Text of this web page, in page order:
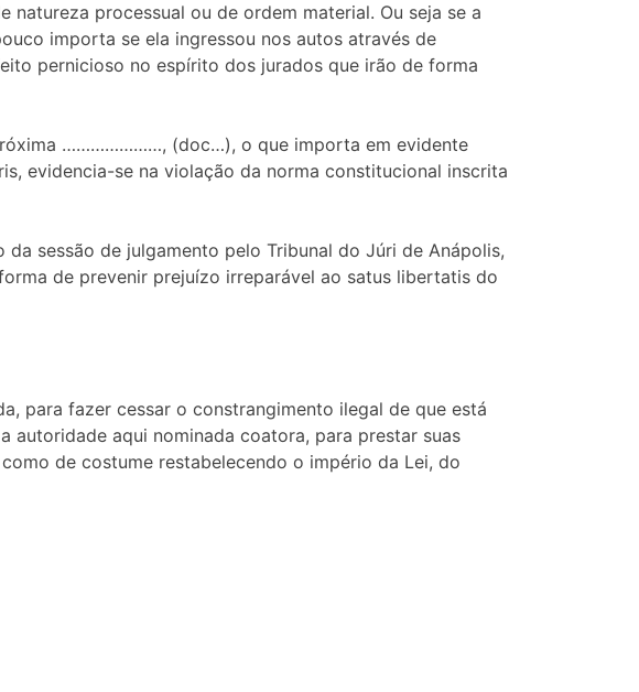
processual ou de ordem material. Ou seja se a
importa se ela ingressou nos autos através de
pernicioso no espírito dos jurados que irão de forma
…………………, (doc…), o que importa em evidente
evidencia-se na violação da norma constitucional inscrita
da sessão de julgamento pelo Tribunal do Júri de Anápolis,
de prevenir prejuízo irreparável ao satus libertatis do
para fazer cessar o constrangimento ilegal de que está
aqui nominada coatora, para prestar suas
de costume restabelecendo o império da Lei, do